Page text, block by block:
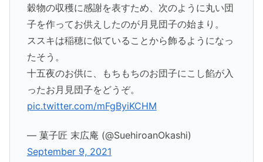
穀物の収穫に感謝を表すため、次のように丸い団
子を作ってお供えしたのが月見団子の始まり。
ススキは稲穂に似ていることから飾るようになっ
たそう。
十五夜のお供に、もちもちのお団子にこし餡が入
ったお月見団子をどうぞ。
pic.twitter.com/mFgByiKCHM
— 菓子匠 末広庵 (@SuehiroanOkashi)
September 9, 2021